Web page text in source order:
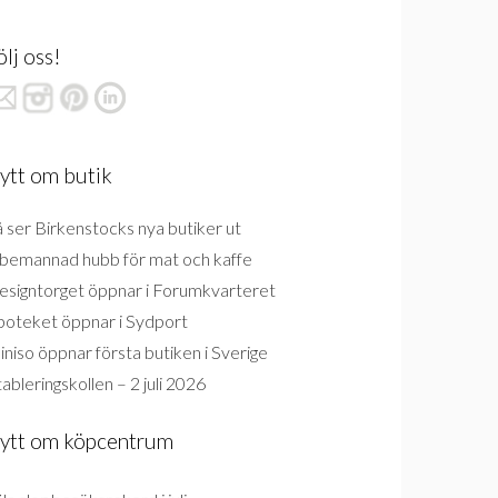
oss!
om butik
ser Birkenstocks nya butiker ut
hubb för mat och kaffe
öppnar i Forumkvarteret
öppnar i Sydport
öppnar första butiken i Sverige
– 2 juli 2026
om köpcentrum